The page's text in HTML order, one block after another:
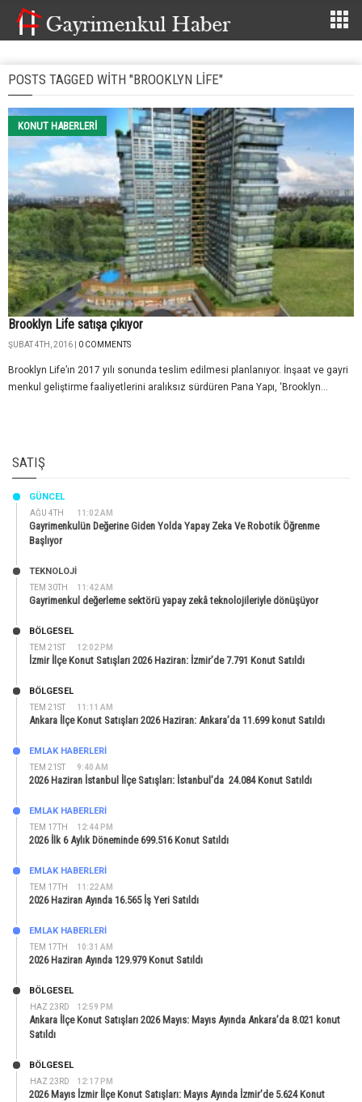
POSTS TAGGED WITH "BROOKLYN LIFE"
KONUT HABERLERI
Brooklyn Life satışa çıkıyor
ŞUBAT 4TH, 2016 | 0 COMMENTS
Brooklyn Life’ın 2017 yılı sonunda teslim edilmesi planlanıyor. İnşaat ve gayri
menkul geliştirme faaliyetlerini aralıksız sürdüren Pana Yapı, ‘Brooklyn...
SATIŞ
AĞU 4TH 11:02 AM
GÜNCEL
Gayrimenkulün Değerine Giden Yolda Yapay Zeka Ve Robotik Öğrenme
Başlıyor
TEM 30TH 11:42 AM
TEKNOLOJİ
Gayrimenkul değerleme sektörü yapay zekâ teknolojileriyle dönüşüyor
TEM 21ST 12:02 PM
BÖLGESEL
İzmir İlçe Konut Satışları 2026 Haziran: İzmir’de 7.791 Konut Satıldı
TEM 21ST 11:11 AM
BÖLGESEL
Ankara İlçe Konut Satışları 2026 Haziran: Ankara’da 11.699 konut Satıldı
TEM 21ST 9:40 AM
EMLAK HABERLERI
2026 Haziran İstanbul İlçe Satışları: İstanbul’da 24.084 Konut Satıldı
TEM 17TH 12:44 PM
EMLAK HABERLERI
2026 İlk 6 Aylık Döneminde 699.516 Konut Satıldı
TEM 17TH 11:22 AM
EMLAK HABERLERI
2026 Haziran Ayında 16.565 İş Yeri Satıldı
TEM 17TH 10:31 AM
EMLAK HABERLERI
2026 Haziran Ayında 129.979 Konut Satıldı
HAZ 23RD 12:59 PM
BÖLGESEL
Ankara İlçe Konut Satışları 2026 Mayıs: Mayıs Ayında Ankara’da 8.021 konut
Satıldı
HAZ 23RD 12:17 PM
BÖLGESEL
2026 Mayıs İzmir İlçe Konut Satışları: Mayıs Ayında İzmir’de 5.624 Konut